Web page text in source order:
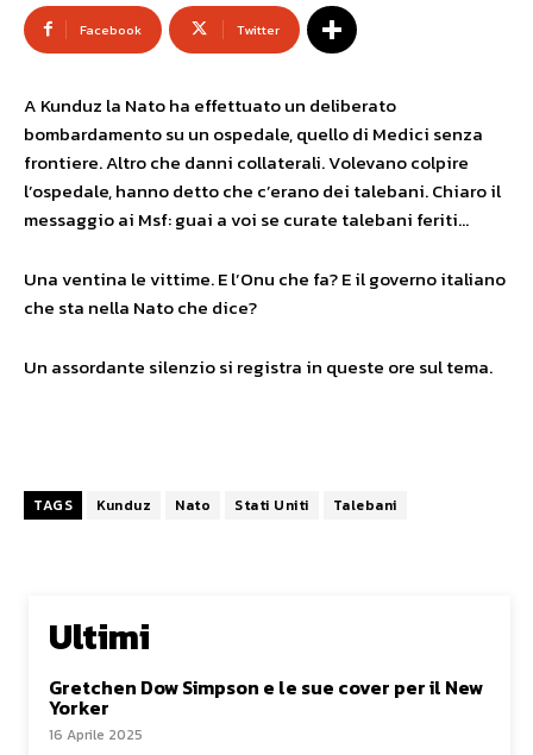
Facebook Twitter
A Kunduz la Nato ha effettuato un deliberato
bombardamento su un ospedale, quello di Medici senza
frontiere. Altro che danni collaterali. Volevano colpire
l’ospedale, hanno detto che c’erano dei talebani. Chiaro il
messaggio ai Msf: guai a voi se curate talebani feriti…
Una ventina le vittime. E l’Onu che fa? E il governo italiano
che sta nella Nato che dice?
Un assordante silenzio si registra in queste ore sul tema.
TAGS Kunduz Nato Stati Uniti Talebani
Ultimi
Gretchen Dow Simpson e le sue cover per il New
Yorker
16 Aprile 2025